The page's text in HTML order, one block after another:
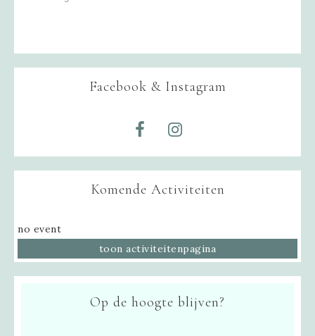
Facebook & Instagram
Komende Activiteiten
no event
toon activiteitenpagina
Op de hoogte blijven?